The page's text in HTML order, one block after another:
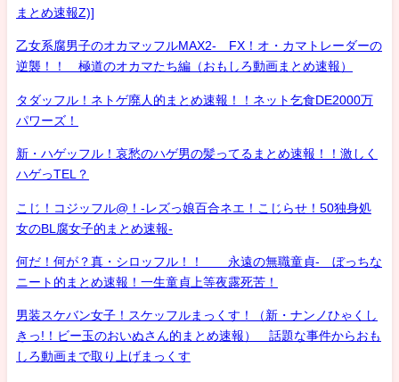
まとめ速報Z)]
乙女系腐男子のオカマッフルMAX2- FX！オ・カマトレーダーの
逆襲！！ 極道のオカマたち編（おもしろ動画まとめ速報）
タダッフル！ネトゲ廃人的まとめ速報！！ネット乞食DE2000万
パワーズ！
新・ハゲッフル！哀愁のハゲ男の髪ってるまとめ速報！！激しく
ハゲっTEL？
こじ！コジッフル@！-レズっ娘百合ネエ！こじらせ！50独身処
女のBL腐女子的まとめ速報-
何だ！何が？真・シロッフル！！ 永遠の無職童貞- ぼっちな
ニート的まとめ速報！一生童貞上等夜露死苦！
男装スケバン女子！スケッフルまっくす！（新・ナンノひゃくし
きっ!！ビー玉のおいぬさん的まとめ速報） 話題な事件からおも
しろ動画まで取り上げまっくす